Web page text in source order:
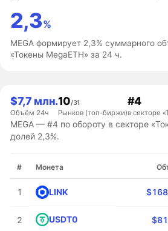
2,3%
MEGA формирует 2,3% суммарного
«Токены MegaETH» за 24 ч.
$7,7 млн.
Объём 24ч
10/31
Рынков (топ-биржи)
#4
в секторе
MEGA — #4 по обороту в секторе
долей 2,3%.
# Монета
1 LINK
2 USDT0